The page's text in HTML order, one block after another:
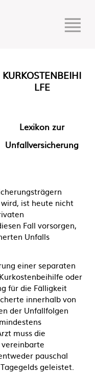
KURKOSTENBEIHI
LFE
Lexikon zur
Unfallversicherung
ist heute nicht
Fall vorsorgen,
Unfalls
einer separaten
oder
für die Fälligkeit
innerhalb von
der Unfallfolgen
muss die
pauschal
geleistet.